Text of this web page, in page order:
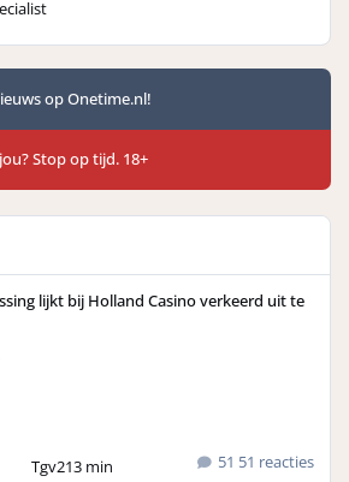
op Onetime.nl!
Stop op tijd. 18+
lijkt bij Holland Casino verkeerd uit te
51 reacties
Tgv213 min